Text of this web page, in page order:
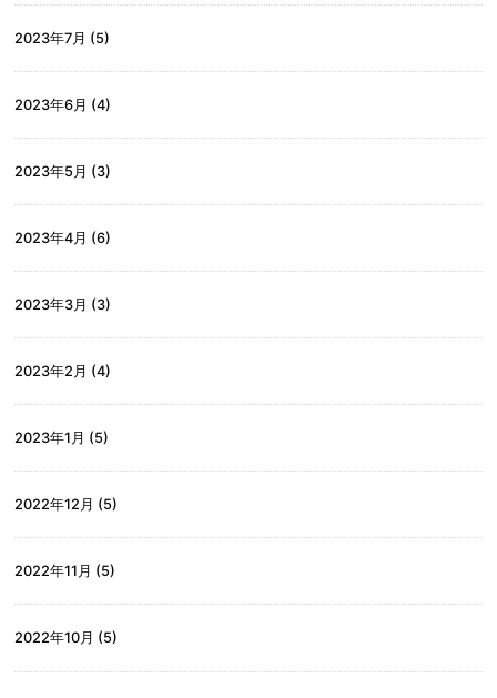
2023年7月 (5)
2023年6月 (4)
2023年5月 (3)
2023年4月 (6)
2023年3月 (3)
2023年2月 (4)
2023年1月 (5)
2022年12月 (5)
2022年11月 (5)
2022年10月 (5)